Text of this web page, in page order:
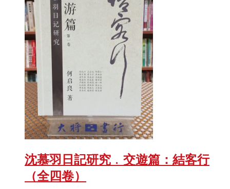
沈慕羽日記研究﹒交遊篇：結客行
（全四卷）